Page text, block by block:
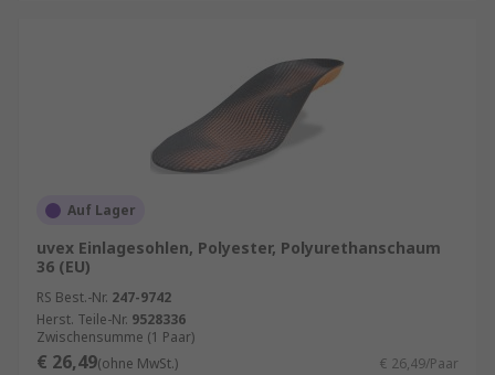
Auf Lager
uvex Einlagesohlen, Polyester, Polyurethanschaum
36 (EU)
RS Best.-Nr. 247-9742
Herst. Teile-Nr. 9528336
Zwischensumme (1 Paar)
€ 26,49(ohne MwSt.) € 26,49/Paar